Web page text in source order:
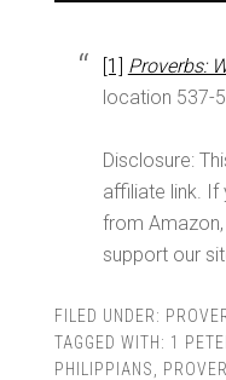
[1] Proverbs:
location 537-
Disclosure:
affiliate link. If
from
support our
FILED UNDER:
TAGGED WITH: 1
PHILIPPIANS